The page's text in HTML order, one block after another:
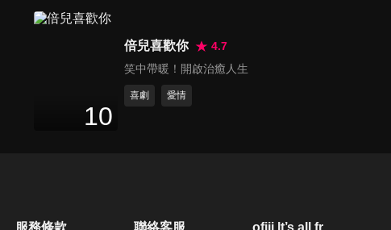
10
倍兒喜歡你
4.7
笑中帶暖！開啟治癒人生
喜劇 愛情
服務條款 聯絡客服